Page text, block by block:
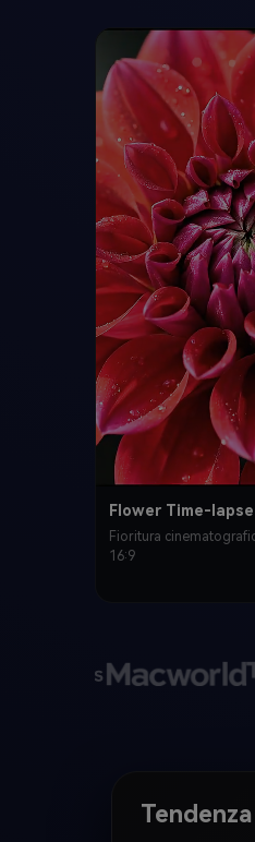
Flower Time-lapse
Fioritura
16:9